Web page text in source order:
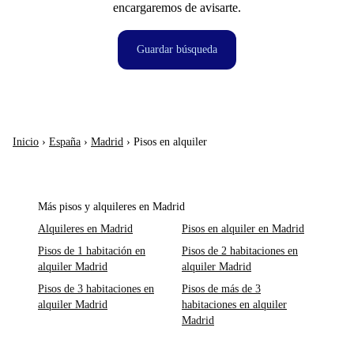
encargaremos de avisarte.
Guardar búsqueda
Inicio › España › Madrid › Pisos en alquiler
Más pisos y alquileres en Madrid
Alquileres en Madrid
Pisos en alquiler en Madrid
Pisos de 1 habitación en
alquiler Madrid
Pisos de 2 habitaciones en
alquiler Madrid
Pisos de 3 habitaciones en
alquiler Madrid
Pisos de más de 3
habitaciones en alquiler
Madrid